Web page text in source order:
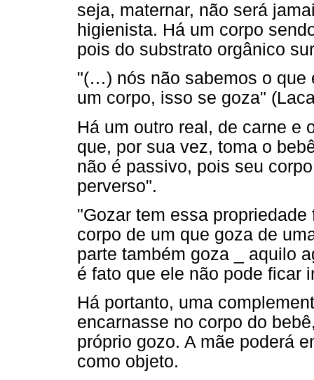
seja, maternar, não será
higienista. Há um corpo
pois do substrato orgânico
"(…) nós não sabemos o que
um corpo, isso se goza"
Há um outro real, de carne e
que, por sua vez, toma o
não é passivo, pois seu
perverso".
"Gozar tem essa
corpo de um que goza de
parte também goza _ aquilo
é fato que ele não pode ficar
Há portanto, uma
encarnasse no corpo do
próprio gozo. A mãe poderá
como objeto.